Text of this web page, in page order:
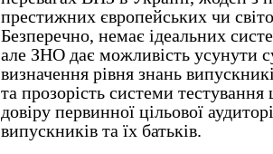
престижних європейських чи
Безперечно, немає ідеальних
але ЗНО дає можливість усунути
визначення рівня знань
та прозорість системи
довіру первинної цільової
випускників та їх батьків.